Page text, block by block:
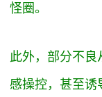
怪圈。
此外，部分不
感操控，甚至诱